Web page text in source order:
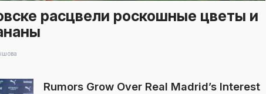
расцвели роскошные цветы и
Rumors Grow Over Real Madrid’s Interest